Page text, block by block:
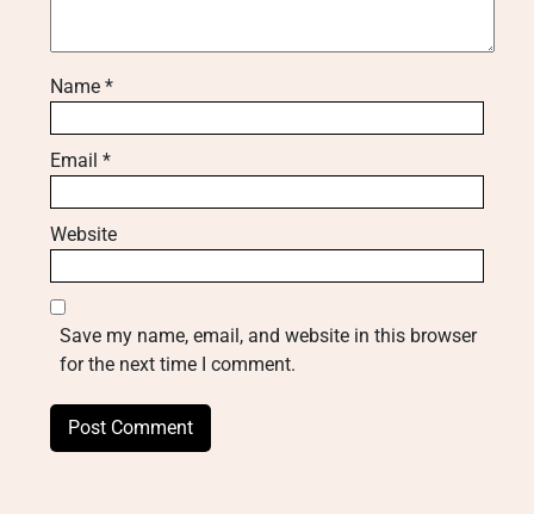
Name *
Email *
Website
Save my name, email, and website in this browser
for the next time I comment.